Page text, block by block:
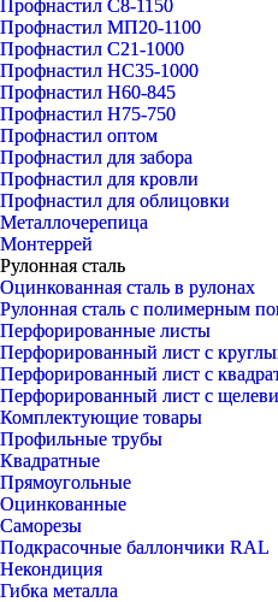
Профнастил С8-1150
Профнастил МП20-1100
Профнастил С21-1000
Профнастил НС35-1000
Профнастил Н60-845
Профнастил Н75-750
Профнастил оптом
Профнастил для забора
Профнастил для кровли
Профнастил для облицовки
Металлочерепица
Монтеррей
Рулонная сталь
Оцинкованная сталь в рулонах
Рулонная сталь с полимерным
Перфорированные листы
Перфорированный лист с
Перфорированный лист с
Перфорированный лист с
Комплектующие товары
Профильные трубы
Квадратные
Прямоугольные
Оцинкованные
Саморезы
Подкрасочные баллончики RAL
Некондиция
Гибка металла